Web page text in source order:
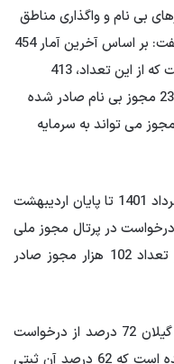
بی نام و واگذاری مناطق
دارای مجوز به سرمایه گذاران در گیلان گفت: بر اساس آخرین آمار 454
حوزه دولتی در استان شناسایی شده است که از این تعداد، 413
منطقه برای واگذاری مناسب است که از 234 مجوز بی نام صادر شده
است. در زمینه های شناسایی شده 204 مجوز می تواند به سرمایه
وی اظهار داشت که در گیلان از ابتدای مرداد 1401 تا پایان اردیبهشت
سال 1403 تعداد 143 هزار درخواست در پرتال مجوز ملی
کشور ثبت شده است، وی گفت: از این تعداد 102 هزار مجوز صادر
به گفته مدیرکل امور اقتصادی و دارایی گیلان 72 درصد از درخواست
های ثبت شده منجر به صدور مجوز شده است که 62 درصد آن ثبتی